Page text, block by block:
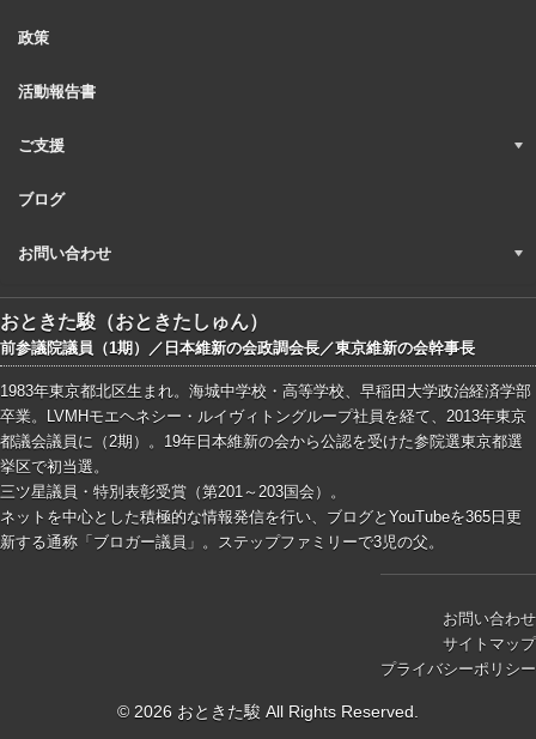
政策
活動報告書
ご支援
ブログ
お問い合わせ
おときた駿（おときたしゅん）
前参議院議員（1期）／日本維新の会政調会長／東京維新の会幹事長
1983年東京都北区生まれ。海城中学校・高等学校、早稲田大学政治経済学部
卒業。LVMHモエヘネシー・ルイヴィトングループ社員を経て、2013年東京
都議会議員に（2期）。19年日本維新の会から公認を受けた参院選東京都選
挙区で初当選。
三ツ星議員・特別表彰受賞（第201～203国会）。
ネットを中心とした積極的な情報発信を行い、ブログとYouTubeを365日更
新する通称「ブロガー議員」。ステップファミリーで3児の父。
お問い合わせ
サイトマップ
プライバシーポリシー
© 2026 おときた駿 All Rights Reserved.